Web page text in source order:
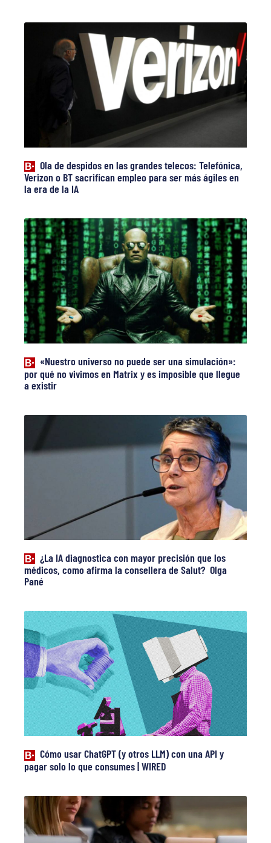
Ola de despidos en las grandes telecos: Telefónica,
Verizon o BT sacrifican empleo para ser más ágiles en
la era de la IA
«Nuestro universo no puede ser una simulación»:
por qué no vivimos en Matrix y es imposible que llegue
a existir
¿La IA diagnostica con mayor precisión que los
médicos, como afirma la consellera de Salut? Olga
Pané
Cómo usar ChatGPT (y otros LLM) con una API y
pagar solo lo que consumes | WIRED